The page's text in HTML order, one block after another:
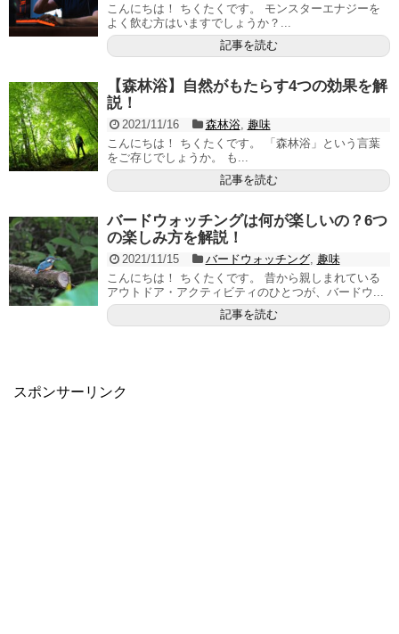
こんにちは！ ちくたくです。 モンスターエナジーを
よく飲む方はいますでしょうか？...
記事を読む
【森林浴】自然がもたらす4つの効果を解
説！
2021/11/16 森林浴, 趣味
こんにちは！ ちくたくです。 「森林浴」という言葉
をご存じでしょうか。 も...
記事を読む
バードウォッチングは何が楽しいの？6つ
の楽しみ方を解説！
2021/11/15 バードウォッチング, 趣味
こんにちは！ ちくたくです。 昔から親しまれている
アウトドア・アクティビティのひとつが、バードウ...
記事を読む
スポンサーリンク